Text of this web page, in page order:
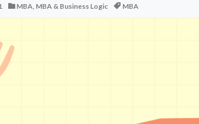
MBA, MBA & Business Logic MBA